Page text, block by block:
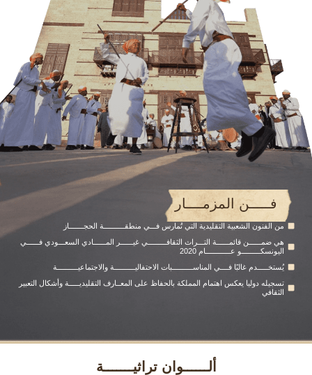
فـــــن المزمــــار
من الفنون الشعبية التقليدية التي تُمارس فـــي منطقــــــــــة الحجـــــــاز
هي ضمــــــن قائمــــــة التـــراث الثقافـــــــــي غيــــــر المــــــادي السعـــودي فــــــي
اليونسكـــــــــو عــــــــــــام 2020
يُستخـــــدم غالبًا فــــي المناســــــــــبات الاحتفاليــــــــــة والاجتماعيــــــــــة
تسجيله دوليا يعكس اهتمام المملكة بالحفاظ على المعــارف التقليديـــــة وأشكال التعبير
الثقافي
ألــــــوان تراثيـــــــة